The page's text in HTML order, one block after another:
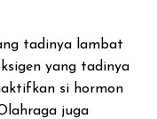
tadinya lambat
yang tadinya
si hormon
juga